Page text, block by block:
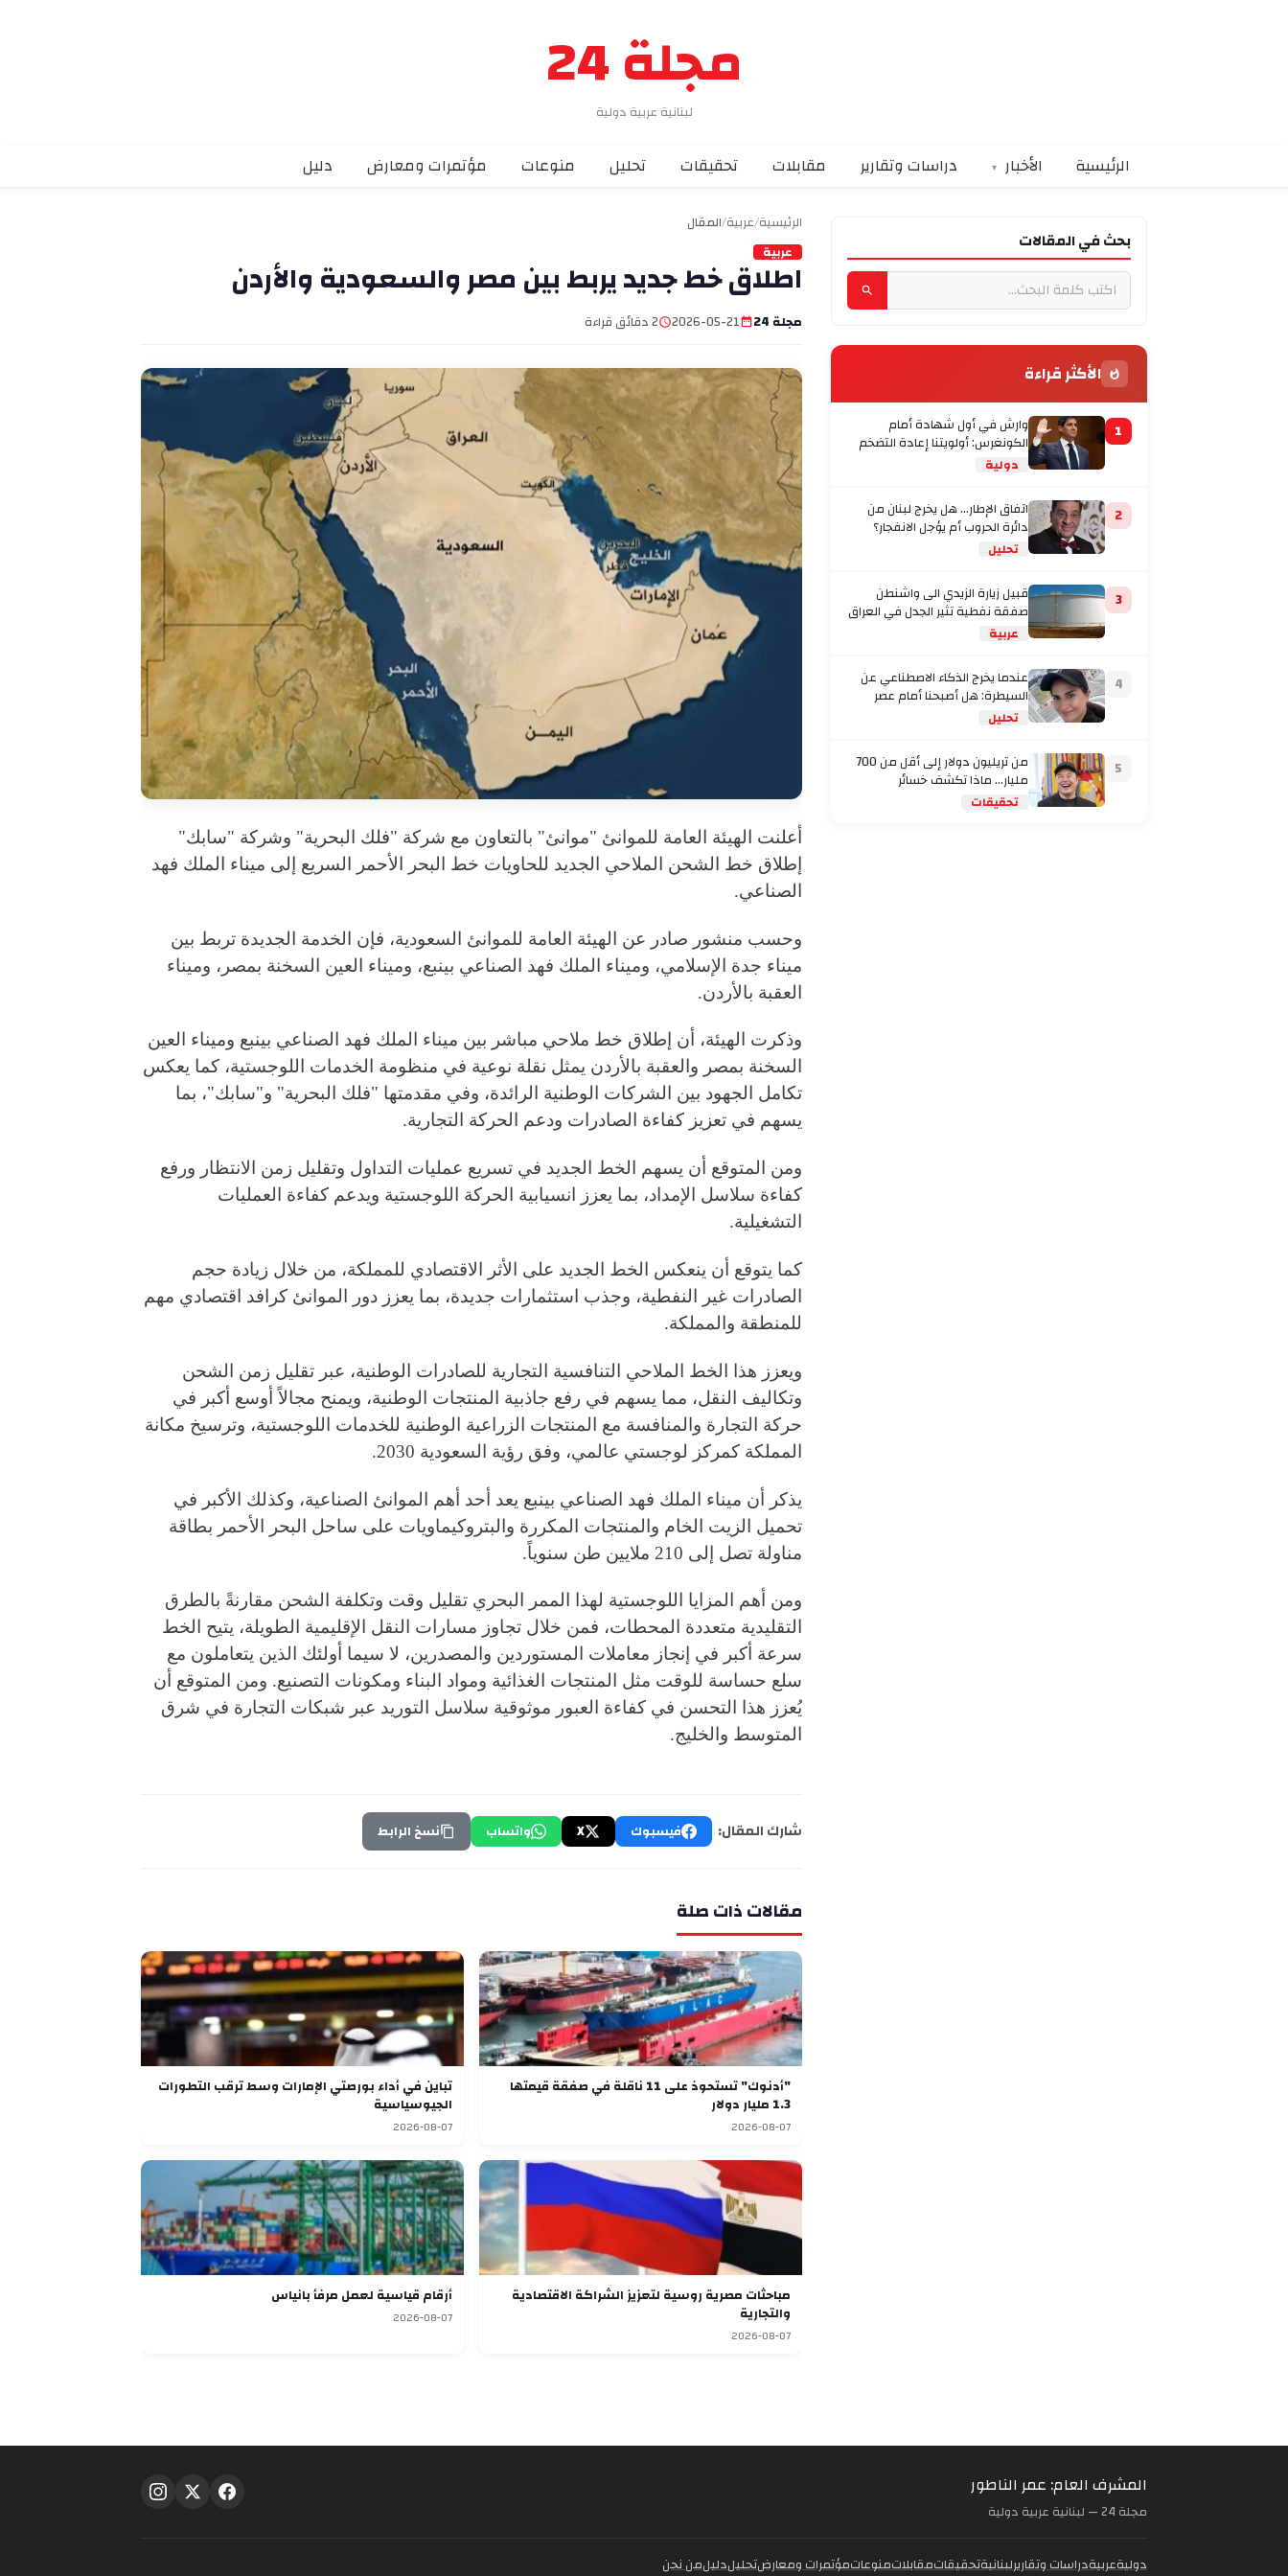
مجلة 24
لبنانية عربية دولية
الرئيسية الأخبار دراسات وتقارير مقابلات تحقيقات تحليل منوعات مؤتمرات ومعارض دليل
الرئيسية/عربية/المقال
عربية
اطلاق خط جديد يربط بين مصر والسعودية والأردن
مجلة 24 2026-05-21 2 دقائق قراءة
أعلنت الهيئة العامة للموانئ "موانئ" بالتعاون مع شركة "فلك البحرية" وشركة "سابك"
إطلاق خط الشحن الملاحي الجديد للحاويات خط البحر الأحمر السريع إلى ميناء الملك فهد
الصناعي.
وحسب منشور صادر عن الهيئة العامة للموانئ السعودية، فإن الخدمة الجديدة تربط بين
ميناء جدة الإسلامي، وميناء الملك فهد الصناعي بينبع، وميناء العين السخنة بمصر، وميناء
العقبة بالأردن.
وذكرت الهيئة، أن إطلاق خط ملاحي مباشر بين ميناء الملك فهد الصناعي بينبع وميناء العين
السخنة بمصر والعقبة بالأردن يمثل نقلة نوعية في منظومة الخدمات اللوجستية، كما يعكس
تكامل الجهود بين الشركات الوطنية الرائدة، وفي مقدمتها "فلك البحرية" و"سابك"، بما
يسهم في تعزيز كفاءة الصادرات ودعم الحركة التجارية.
ومن المتوقع أن يسهم الخط الجديد في تسريع عمليات التداول وتقليل زمن الانتظار ورفع
كفاءة سلاسل الإمداد، بما يعزز انسيابية الحركة اللوجستية ويدعم كفاءة العمليات
التشغيلية.
كما يتوقع أن ينعكس الخط الجديد على الأثر الاقتصادي للمملكة، من خلال زيادة حجم
الصادرات غير النفطية، وجذب استثمارات جديدة، بما يعزز دور الموانئ كرافد اقتصادي مهم
للمنطقة والمملكة.
ويعزز هذا الخط الملاحي التنافسية التجارية للصادرات الوطنية، عبر تقليل زمن الشحن
وتكاليف النقل، مما يسهم في رفع جاذبية المنتجات الوطنية، ويمنح مجالاً أوسع أكبر في
حركة التجارة والمنافسة مع المنتجات الزراعية الوطنية للخدمات اللوجستية، وترسيخ مكانة
المملكة كمركز لوجستي عالمي، وفق رؤية السعودية 2030.
يذكر أن ميناء الملك فهد الصناعي بينبع يعد أحد أهم الموانئ الصناعية، وكذلك الأكبر في
تحميل الزيت الخام والمنتجات المكررة والبتروكيماويات على ساحل البحر الأحمر بطاقة
مناولة تصل إلى 210 ملايين طن سنوياً.
ومن أهم المزايا اللوجستية لهذا الممر البحري تقليل وقت وتكلفة الشحن مقارنةً بالطرق
التقليدية متعددة المحطات، فمن خلال تجاوز مسارات النقل الإقليمية الطويلة، يتيح الخط
سرعة أكبر في إنجاز معاملات المستوردين والمصدرين، لا سيما أولئك الذين يتعاملون مع
سلع حساسة للوقت مثل المنتجات الغذائية ومواد البناء ومكونات التصنيع. ومن المتوقع أن
يُعزز هذا التحسن في كفاءة العبور موثوقية سلاسل التوريد عبر شبكات التجارة في شرق
المتوسط والخليج.
شارك المقال: فيسبوك X واتساب نسخ الرابط
مقالات ذات صلة
"أدنوك" تستحوذ على 11 ناقلة في صفقة قيمتها
1.3 مليار دولار
2026-08-07
تباين في أداء بورصتي الإمارات وسط ترقب التطورات
الجيوسياسية
2026-08-07
مباحثات مصرية روسية لتعزيز الشراكة الاقتصادية
والتجارية
2026-08-07
أرقام قياسية لعمل مرفأ بانياس
2026-08-07
بحث في المقالات
الأكثر قراءة
1 وارش في أول شهادة أمام
الكونغرس: أولويتنا إعادة التضخم
إلى المستهدف
دولية
2 اتفاق الإطار... هل يخرج لبنان من
دائرة الحروب أم يؤجل الانفجار؟
تحليل
3 قبيل زيارة الزيدي الى واشنطن
صفقة نفطية تثير الجدل في العراق
عربية
4 عندما يخرج الذكاء الاصطناعي عن
السيطرة: هل أصبحنا أمام عصر
تحليل
5 من تريليون دولار إلى أقل من 700
مليار… ماذا تكشف خسائر
تحقيقات
المشرف العام: عمر الناطور
مجلة 24 — لبنانية عربية دولية
دوليةعربيةدراسات وتقاريرلبنانيةتحقيقاتمقابلاتمنوعاتمؤتمرات ومعارضتحليلدليلمن نحن